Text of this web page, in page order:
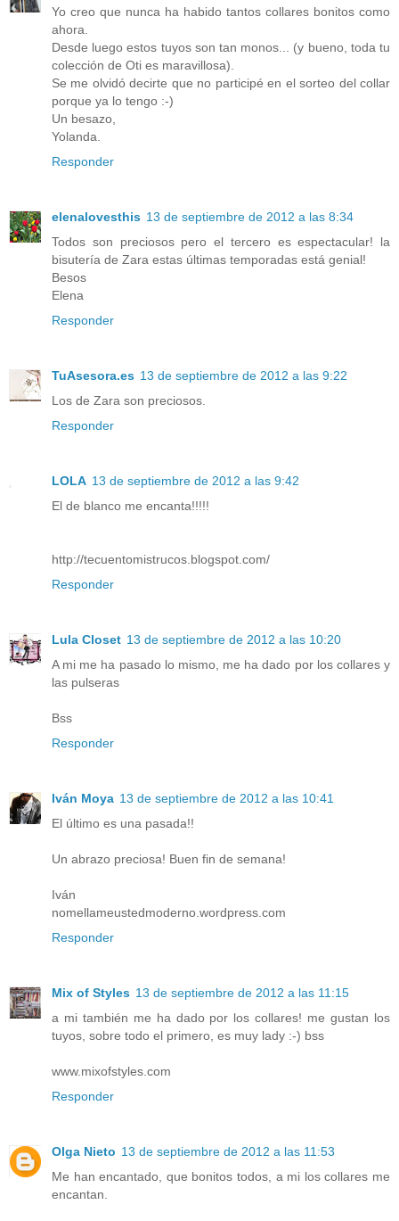
Yo creo que nunca ha habido tantos collares bonitos como
ahora.
Desde luego estos tuyos son tan monos... (y bueno, toda tu
colección de Oti es maravillosa).
Se me olvidó decirte que no participé en el sorteo del collar
porque ya lo tengo :-)
Un besazo,
Yolanda.
Responder
elenalovesthis 13 de septiembre de 2012 a las 8:34
Todos son preciosos pero el tercero es espectacular! la
bisutería de Zara estas últimas temporadas está genial!
Besos
Elena
Responder
TuAsesora.es 13 de septiembre de 2012 a las 9:22
Los de Zara son preciosos.
Responder
LOLA 13 de septiembre de 2012 a las 9:42
El de blanco me encanta!!!!!
http://tecuentomistrucos.blogspot.com/
Responder
Lula Closet 13 de septiembre de 2012 a las 10:20
A mi me ha pasado lo mismo, me ha dado por los collares y
las pulseras
Bss
Responder
Iván Moya 13 de septiembre de 2012 a las 10:41
El último es una pasada!!
Un abrazo preciosa! Buen fin de semana!
Iván
nomellameustedmoderno.wordpress.com
Responder
Mix of Styles 13 de septiembre de 2012 a las 11:15
a mi también me ha dado por los collares! me gustan los
tuyos, sobre todo el primero, es muy lady :-) bss
www.mixofstyles.com
Responder
Olga Nieto 13 de septiembre de 2012 a las 11:53
Me han encantado, que bonitos todos, a mi los collares me
encantan.